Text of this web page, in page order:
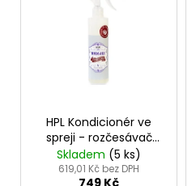
HPL Kondicionér ve
spreji - rozčesávač
MORGANA - Morgana
Detangler Spray
Skladem (5 ks)
619,01 Kč bez DPH